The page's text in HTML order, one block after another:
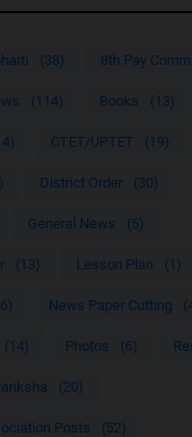
(38) 8th Pay
(114) Books (13)
CTET/UPTET (19)
District Order (30)
General News (5)
(13) Lesson Plan (1)
News Paper Cutting
(14) Photos (6)
(20)
Posts (52)